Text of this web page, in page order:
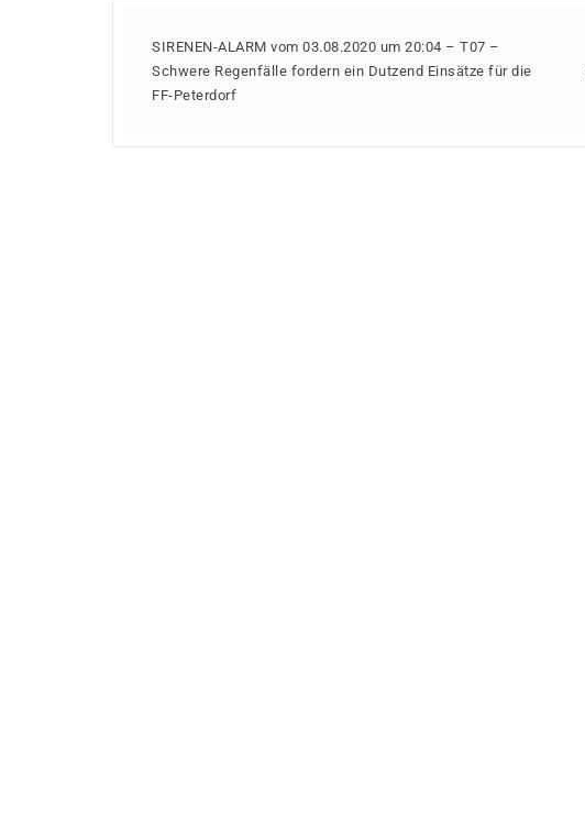
SIRENEN-ALARM vom 03.08.2020 um 20:04 – T07 –
Schwere Regenfälle fordern ein Dutzend Einsätze für die
FF-Peterdorf